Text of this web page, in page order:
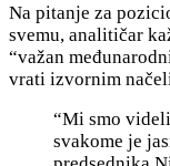
Na pitanje za
svemu, analitičar
“važan
vrati izvornim
“Mi smo
svakome je